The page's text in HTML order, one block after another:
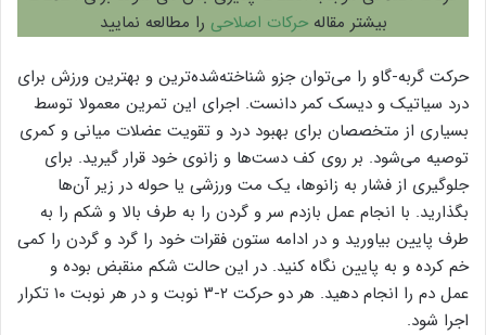
بیشتر مقالهحرکات اصلاحی را مطالعه نمایید
حرکت گربه-گاو را می‌توان جزو شناخته‌شده‌ترین و بهترین ورزش برای
درد سیاتیک و دیسک کمر دانست. اجرای این تمرین معمولا توسط
بسیاری از متخصصان برای بهبود درد و تقویت عضلات میانی و کمری
توصیه می‌شود. بر روی کف دست‌ها و زانوی خود قرار گیرید. برای
جلوگیری از فشار به زانوها، یک مت ورزشی یا حوله در زیر آن‌ها
بگذارید. با انجام عمل بازدم سر و گردن را به طرف بالا و شکم را به
طرف پایین بیاورید و در ادامه ستون فقرات خود را گرد و گردن را کمی
خم کرده و به پایین نگاه کنید. در این حالت شکم منقبض بوده و
عمل دم را انجام دهید. هر دو حرکت ۲-۳ نوبت و در هر نوبت ۱۰ تکرار
اجرا شود.